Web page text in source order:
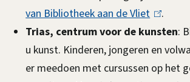
van Bibliotheek aan de Vliet(
l
i
n
.
Trias, centrum voor de kunsten:
u kunst. Kinderen, jongeren en
er meedoen met cursussen op het